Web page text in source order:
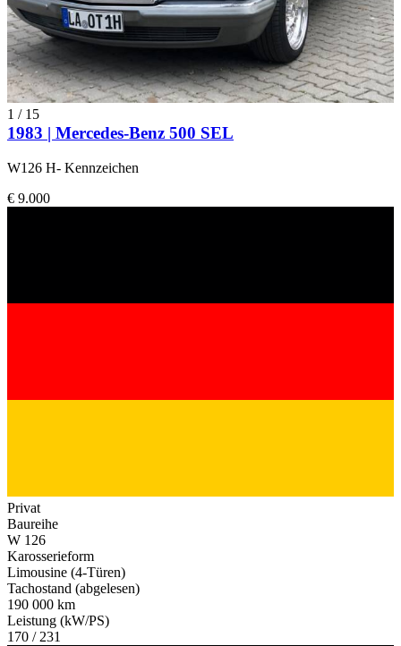
1 / 15
1983 | Mercedes-Benz 500 SEL
W126 H- Kennzeichen
€ 9.000
Privat
Baureihe
W 126
Karosserieform
Limousine (4-Türen)
Tachostand (abgelesen)
190 000 km
Leistung (kW/PS)
170 / 231